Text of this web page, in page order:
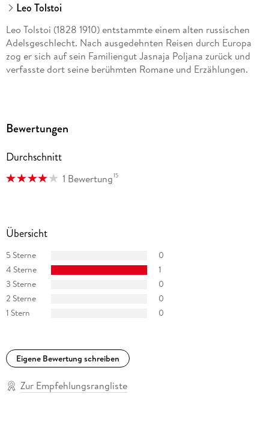
Leo Tolstoi
Leo Tolstoi (1828 1910) entstammte einem alten russischen
Adelsgeschlecht. Nach ausgedehnten Reisen durch Europa
zog er sich auf sein Familiengut Jasnaja Poljana zurück und
verfasste dort seine berühmten Romane und Erzählungen.
Bewertungen
Durchschnitt
1 Bewertung15
Übersicht
5 Sterne
0
4 Sterne
1
3 Sterne
0
2 Sterne
0
1 Stern
0
Eigene Bewertung schreiben
Zur Empfehlungsrangliste